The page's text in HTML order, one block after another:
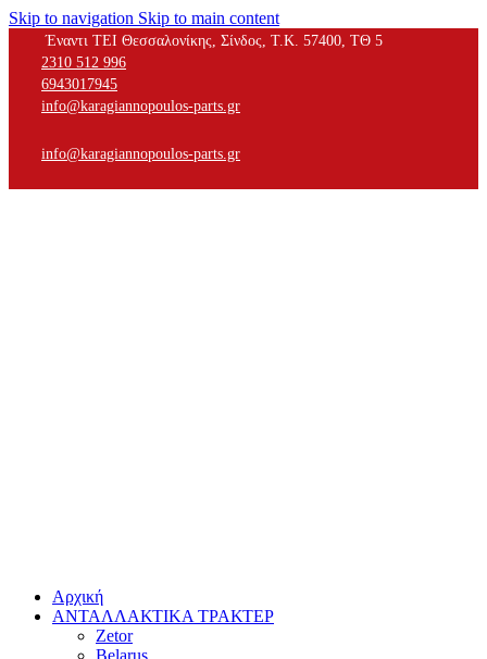
Skip to navigation Skip to main content
Έναντι ΤΕΙ Θεσσαλονίκης, Σίνδος, Τ.Κ. 57400, ΤΘ 5
2310 512 996
6943017945
info@karagiannopoulos-parts.gr
info@karagiannopoulos-parts.gr
Αρχική
ΑΝΤΑΛΛΑΚΤΙΚΑ ΤΡΑΚΤΕΡ
Zetor
Belarus